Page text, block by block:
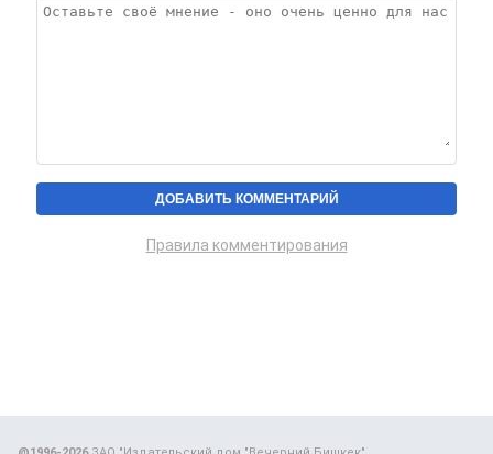
Правила комментирования